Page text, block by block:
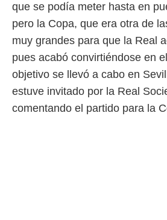
contenido
de la
el
de
a través
de
de
que se podía meter hasta en
pero la Copa, que era otra de
muy grandes para que la Real
pues acabó convirtiéndose en
objetivo se llevó a cabo en
estuve invitado por la Real
comentando el partido para la